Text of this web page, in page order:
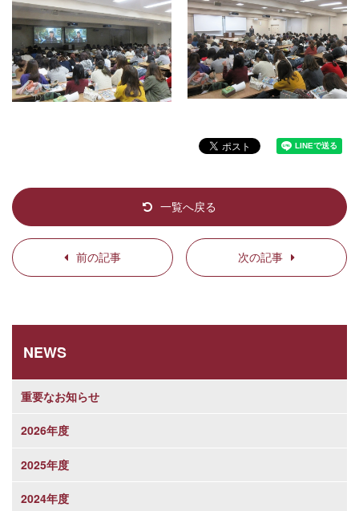
前の記事
一覧へ戻る
次の記事
NEWS
重要なお知らせ
2026年度
2025年度
2024年度